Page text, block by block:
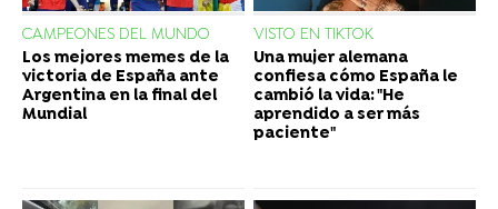
CAMPEONES DEL MUNDO
Los mejores memes de la
victoria de España ante
Argentina en la final del
Mundial
VISTO EN TIKTOK
Una mujer alemana
confiesa cómo España le
cambió la vida: "He
aprendido a ser más
paciente"